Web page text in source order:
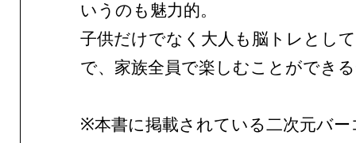
いうのも魅力的。
子供だけでなく大人も脳トレとし
で、家族全員で楽しむことができ
※本書に掲載されている二次元バー